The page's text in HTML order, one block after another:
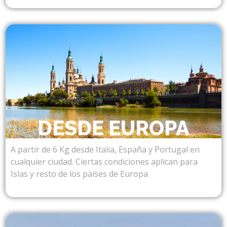
DESDE EUROPA
A partir de 6 Kg desde Italia, España y Portugal en
cualquier ciudad. Ciertas condiciones aplican para
Islas y resto de los países de Europa